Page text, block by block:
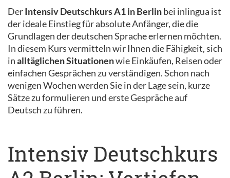
DerIntensiv Deutschkurs A1 in Berlinbei inlingua ist
der ideale Einstieg für absolute Anfänger, die die
Grundlagen der deutschen Sprache erlernen möchten.
In diesem Kurs vermitteln wir Ihnen die Fähigkeit, sich
inalltäglichen Situationenwie Einkäufen, Reisen oder
einfachen Gesprächen zu verständigen. Schon nach
wenigen Wochen werden Sie in der Lage sein, kurze
Sätze zu formulieren und erste Gespräche auf
Deutsch zu führen.
Intensiv Deutschkurs